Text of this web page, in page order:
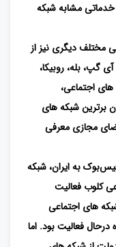
خدماتی مشابه شبکه
مختلف دیگری نیز از
گپ، بله، روبیکا،
اجتماعی،
برترین شبکه های
مجازی معرفی
قبل از ورود فیس‌بوک به ایران، شبکه
اجتماعی کلوب فعالیت
قبل از ورود شبکه های اجتماعی
درحال فعالیت بود. اما